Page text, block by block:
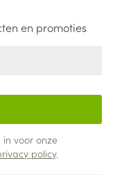
en promoties
in voor onze
policy.